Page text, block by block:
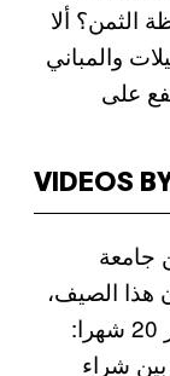
الثمن؟ ألا
والمباني
على
VIDEOS
جامعة
هذا الصيف،
ولديها ماريا التي تبلغ البالغة من العمر 20 شهرا:
شراء